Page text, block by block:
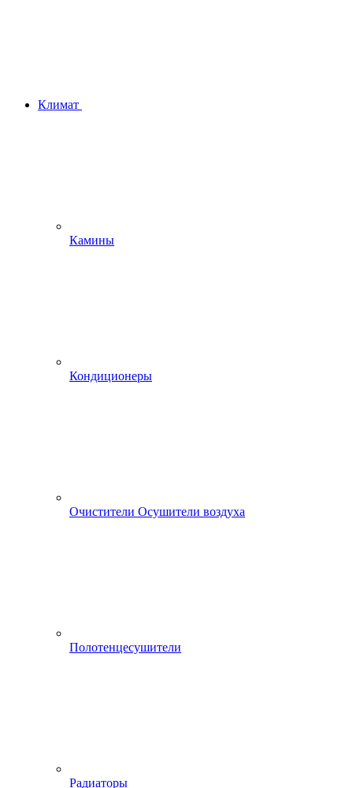
Климат
Камины
Кондиционеры
Очистители Осушители воздуха
Полотенцесушители
Радиаторы